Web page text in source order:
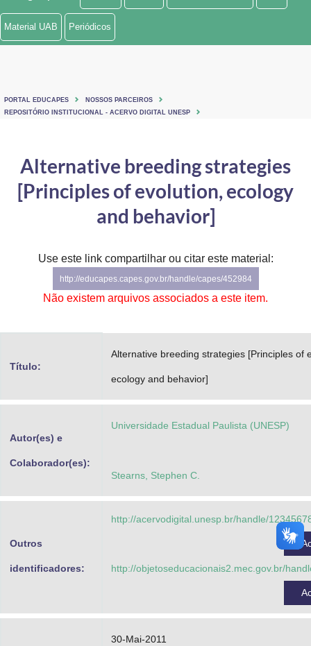
Ministério de Minas e Energia
Ministério do Turismo
Controladoria-Geral da União
Ministério da Mulher, da Família e dos Direitos Humanos
Secretaria de Governo
Gabinete de Segurança Institucional
Material UAB Periódicos
PORTAL EDUCAPES
NOSSOS PARCEIROS
REPOSITÓRIO INSTITUCIONAL - ACERVO DIGITAL UNESP
Alternative breeding strategies
[Principles of evolution, ecology
and behavior]
Use este link compartilhar ou citar este material:
http://educapes.capes.gov.br/handle/capes/452984
Não existem arquivos associados a este item.
Título:
Alternative breeding strategies [Principles of
ecology and behavior]
Autor(es) e
Colaborador(es):
Universidade Estadual Paulista (UNESP)
Stearns, Stephen C.
Outros
identificadores:
http://acervodigital.unesp.br/handle/
http://objetoseducacionais2.mec.gov.br/
30-Mai-2011